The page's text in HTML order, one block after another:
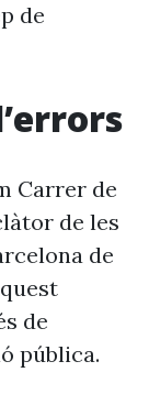
de
Carrer de
de les
de
de
pública.